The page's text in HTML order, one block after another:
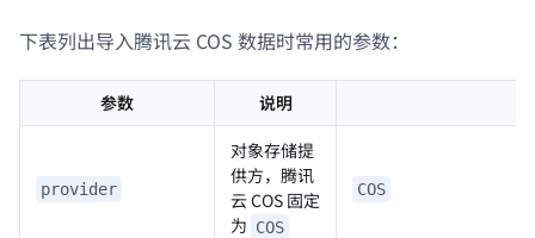
下表列出导入腾讯云 COS 数据时常用的参数：
参数 说明
provider
对象存储提
供方，腾讯
云 COS 固定
为 COS
COS